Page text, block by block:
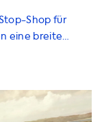
Shop für
eine breite
Von
um Ihr